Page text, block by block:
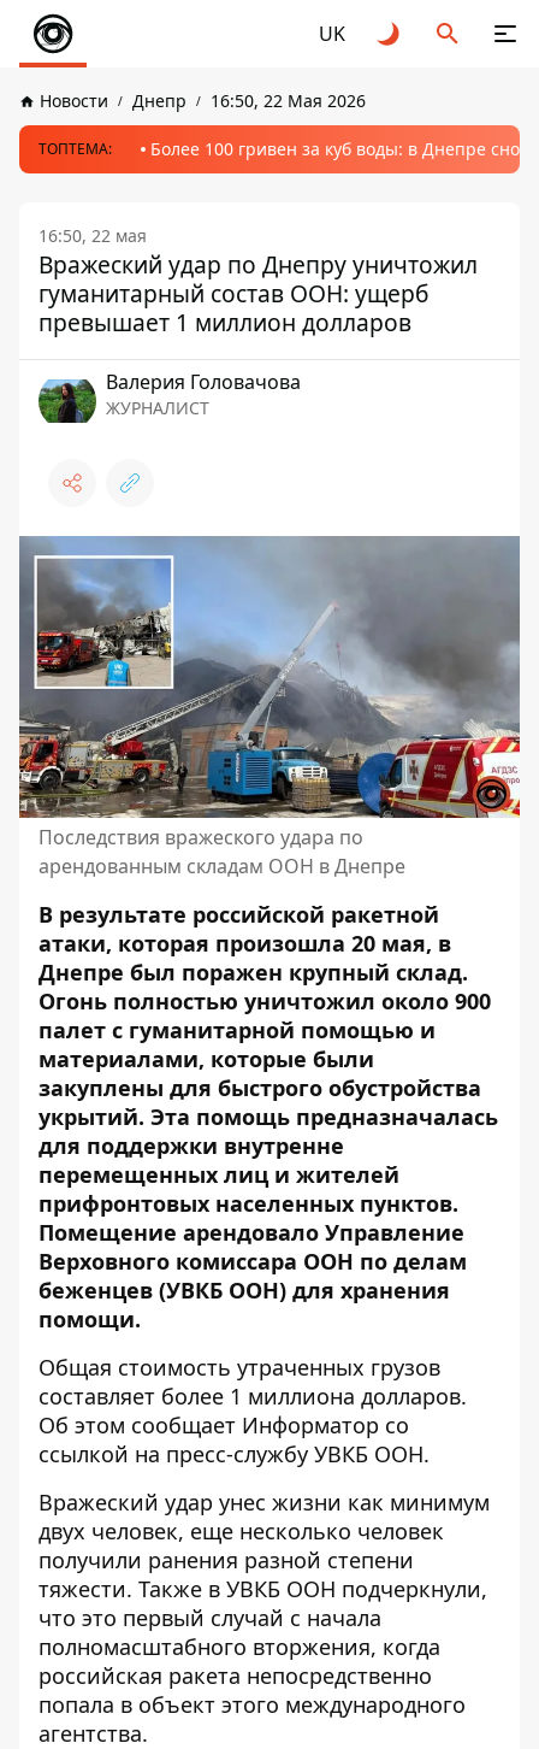
UK
Новости Днепр 16:50, 22 Мая 2026
ТОПТЕМА: Более 100 гривен за куб воды: в Днепре
16:50, 22 мая
Вражеский удар по Днепру уничтожил
гуманитарный состав ООН: ущерб
превышает 1 миллион долларов
Валерия Головачова
ЖУРНАЛИСТ
Последствия вражеского удара по
арендованным складам ООН в Днепре
В результате российской ракетной
атаки, которая произошла 20 мая, в
Днепре был поражен крупный склад.
Огонь полностью уничтожил около 900
палет с гуманитарной помощью и
материалами, которые были
закуплены для быстрого обустройства
укрытий. Эта помощь предназначалась
для поддержки внутренне
перемещенных лиц и жителей
прифронтовых населенных пунктов.
Помещение арендовало Управление
Верховного комиссара ООН по делам
беженцев (УВКБ ООН) для хранения
помощи.
Общая стоимость утраченных грузов
составляет более 1 миллиона долларов.
Об этом сообщает Информатор со
ссылкой на пресс-службу УВКБ ООН.
Вражеский удар унес жизни как минимум
двух человек, еще несколько человек
получили ранения разной степени
тяжести. Также в УВКБ ООН подчеркнули,
что это первый случай с начала
полномасштабного вторжения, когда
российская ракета непосредственно
попала в объект этого международного
агентства.